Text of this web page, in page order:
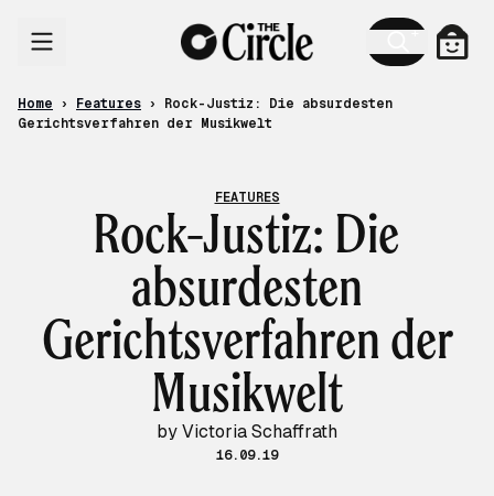
Cart
Home › Features ›
Rock-Justiz: Die absurdesten
Gerichtsverfahren der Musikwelt
FEATURES
Rock-Justiz: Die
absurdesten
Gerichtsverfahren der
Musikwelt
by Victoria Schaffrath
16.09.19